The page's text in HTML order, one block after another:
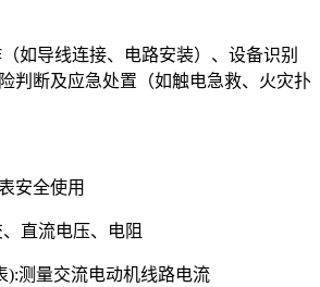
如导线连接、电路安装）、设备识别
判断及应急处置（如触电急救、火灾扑
安全使用
直流电压、电阻
):测量交流电动机线路电流